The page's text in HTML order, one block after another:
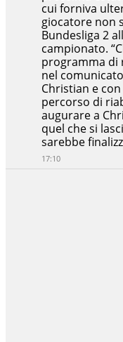
cui forniva
giocatore non
Bundesliga 2
campionato.
programma di
nel
Christian e
percorso di
augurare a
quel che si
sarebbe
17:10